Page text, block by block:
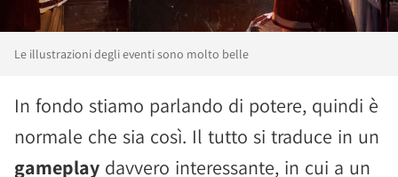
Le illustrazioni degli eventi sono molto belle
In fondo stiamo parlando di potere, quindi è
normale che sia così. Il tutto si traduce in un
gameplay davvero interessante, in cui a un